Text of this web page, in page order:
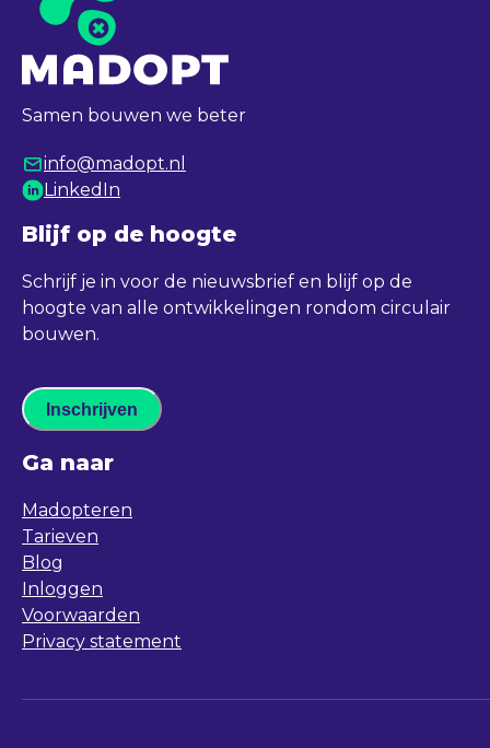
Samen bouwen we beter
info@madopt.nl
LinkedIn
Blijf op de hoogte
Schrijf je in voor de nieuwsbrief en blijf op de
hoogte van alle ontwikkelingen rondom circulair
bouwen.
Inschrijven
Ga naar
Madopteren
Tarieven
Blog
Inloggen
Voorwaarden
Privacy statement